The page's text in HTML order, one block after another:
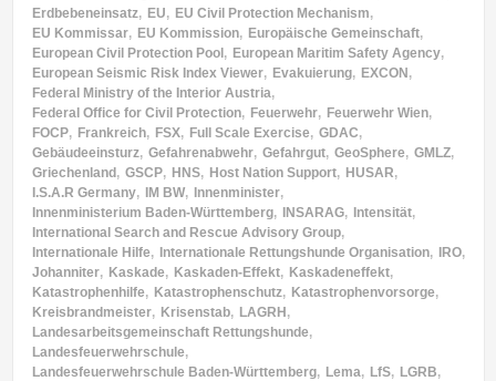
Erdbebeneinsatz, EU, EU Civil Protection Mechanism,
EU Kommissar, EU Kommission, Europäische Gemeinschaft,
European Civil Protection Pool, European Maritim Safety Agency,
European Seismic Risk Index Viewer, Evakuierung, EXCON,
Federal Ministry of the Interior Austria,
Federal Office for Civil Protection, Feuerwehr, Feuerwehr Wien,
FOCP, Frankreich, FSX, Full Scale Exercise, GDAC,
Gebäudeeinsturz, Gefahrenabwehr, Gefahrgut, GeoSphere, GMLZ,
Griechenland, GSCP, HNS, Host Nation Support, HUSAR,
I.S.A.R Germany, IM BW, Innenminister,
Innenministerium Baden-Württemberg, INSARAG, Intensität,
International Search and Rescue Advisory Group,
Internationale Hilfe, Internationale Rettungshunde Organisation, IRO,
Johanniter, Kaskade, Kaskaden-Effekt, Kaskadeneffekt,
Katastrophenhilfe, Katastrophenschutz, Katastrophenvorsorge,
Kreisbrandmeister, Krisenstab, LAGRH,
Landesarbeitsgemeinschaft Rettungshunde,
Landesfeuerwehrschule,
Landesfeuerwehrschule Baden-Württemberg, Lema, LfS, LGRB,